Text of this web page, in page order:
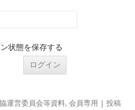
状態を保存する
運営委員会等資料,会員専用 | 投稿